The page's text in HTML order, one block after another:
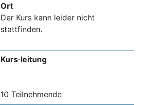
Ort
Der Kurs kann leider nicht
stattfinden.
Kurs·leitung
10 Teilnehmende